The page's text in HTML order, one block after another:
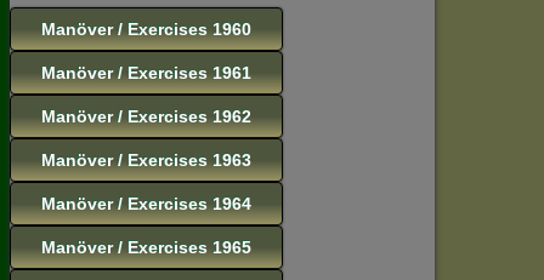
Manöver / Exercises 1960
Manöver / Exercises 1961
Manöver / Exercises 1962
Manöver / Exercises 1963
Manöver / Exercises 1964
Manöver / Exercises 1965